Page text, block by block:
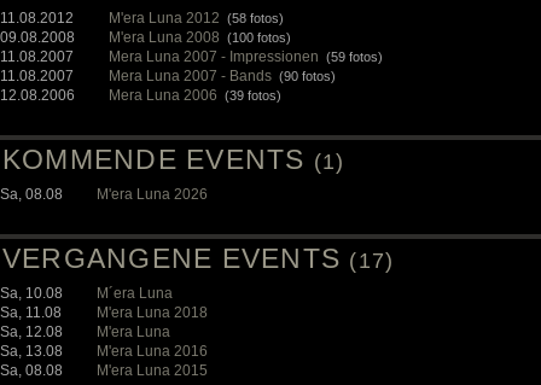
11.08.2012 M'era Luna 2012 (58 fotos)
09.08.2008 M'era Luna 2008 (100 fotos)
11.08.2007 Mera Luna 2007 - Impressionen (59 fotos)
11.08.2007 Mera Luna 2007 - Bands (90 fotos)
12.08.2006 Mera Luna 2006 (39 fotos)
KOMMENDE EVENTS (1)
Sa, 08.08 M'era Luna 2026
VERGANGENE EVENTS (17)
Sa, 10.08
M´era Luna
Sa, 11.08
M'era Luna 2018
Sa, 12.08
M'era Luna
Sa, 13.08
M'era Luna 2016
Sa, 08.08
M'era Luna 2015